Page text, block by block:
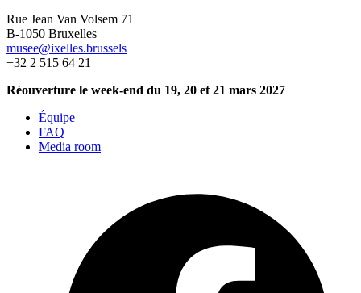
Rue Jean Van Volsem 71
B-1050 Bruxelles
musee@ixelles.brussels
+32 2 515 64 21
Réouverture le week-end du 19, 20 et 21 mars 2027
Équipe
FAQ
Media room